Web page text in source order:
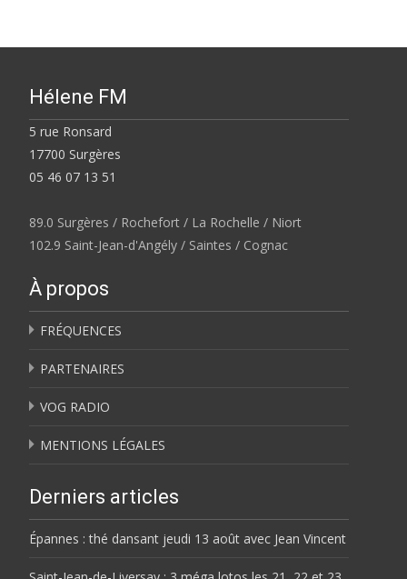
Hélene FM
5 rue Ronsard
17700 Surgères
05 46 07 13 51
89.0 Surgères / Rochefort / La Rochelle / Niort
102.9 Saint-Jean-d'Angély / Saintes / Cognac
À propos
FRÉQUENCES
PARTENAIRES
VOG RADIO
MENTIONS LÉGALES
Derniers articles
Épannes : thé dansant jeudi 13 août avec Jean Vincent